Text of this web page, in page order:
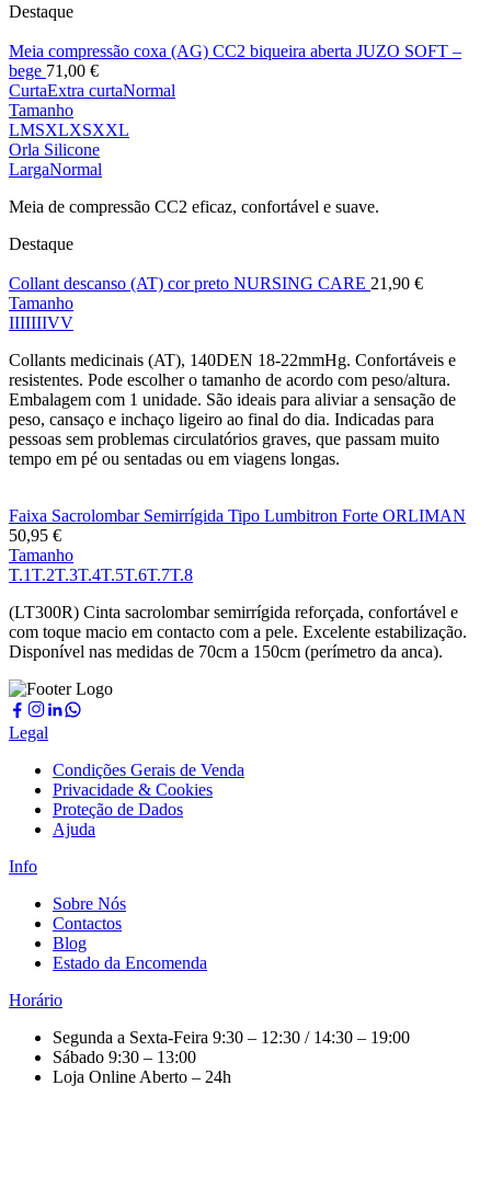
Destaque
Meia compressão coxa (AG) CC2 biqueira aberta JUZO SOFT –
bege 71,00 €
CurtaExtra curtaNormal
Tamanho
LMSXLXSXXL
Orla Silicone
LargaNormal
Meia de compressão CC2 eficaz, confortável e suave.
Destaque
Collant descanso (AT) cor preto NURSING CARE 21,90 €
Tamanho
IIIIIIIVV
Collants medicinais (AT), 140DEN 18-22mmHg. Confortáveis e
resistentes. Pode escolher o tamanho de acordo com peso/altura.
Embalagem com 1 unidade. São ideais para aliviar a sensação de
peso, cansaço e inchaço ligeiro ao final do dia. Indicadas para
pessoas sem problemas circulatórios graves, que passam muito
tempo em pé ou sentadas ou em viagens longas.
Faixa Sacrolombar Semirrígida Tipo Lumbitron Forte ORLIMAN
50,95 €
Tamanho
T.1T.2T.3T.4T.5T.6T.7T.8
(LT300R) Cinta sacrolombar semirrígida reforçada, confortável e
com toque macio em contacto com a pele. Excelente estabilização.
Disponível nas medidas de 70cm a 150cm (perímetro da anca).
Legal
Condições Gerais de Venda
Privacidade & Cookies
Proteção de Dados
Ajuda
Info
Sobre Nós
Contactos
Blog
Estado da Encomenda
Horário
Segunda a Sexta-Feira 9:30 – 12:30 / 14:30 – 19:00
Sábado 9:30 – 13:00
Loja Online Aberto – 24h